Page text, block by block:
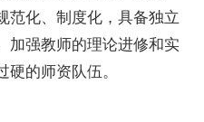
范化、制度化，具备独立
加强教师的理论进修和实
的师资队伍。